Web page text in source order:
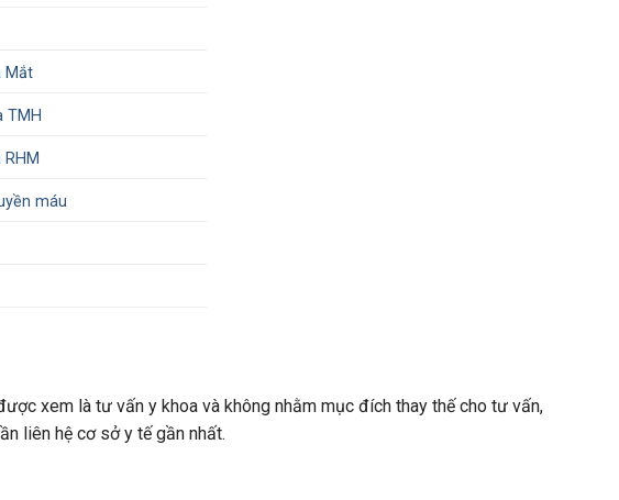
Mắt
TMH
máu
xem là tư vấn y khoa và không nhằm mục đích thay thế cho tư vấn,
liên hệ cơ sở y tế gần nhất.